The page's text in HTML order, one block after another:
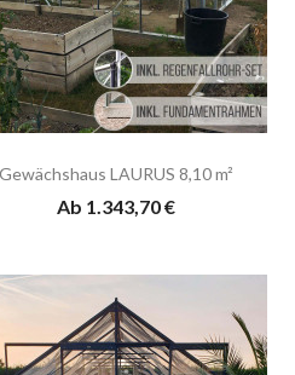
Gewächshaus LAURUS 8,10 m²
Ab 1.343,70 €